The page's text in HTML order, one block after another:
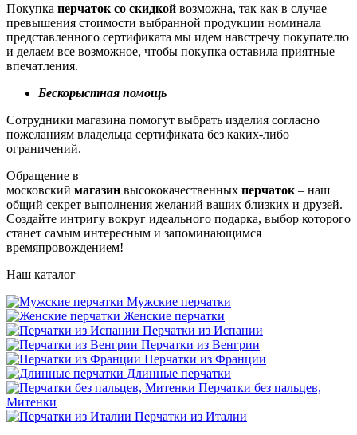
Покупка перчаток со скидкой возможна, так как в случае
превышения стоимости выбранной продукции номинала
представленного сертификата мы идем навстречу покупателю
и делаем все возможное, чтобы покупка оставила приятные
впечатления.
Бескорыстная помощь
Сотрудники магазина помогут выбрать изделия согласно
пожеланиям владельца сертификата без каких-либо
ограничений.
Обращение в
московский магазин высококачественных перчаток – наш
общий секрет выполнения желаний ваших близких и друзей.
Создайте интригу вокруг идеального подарка, выбор которого
станет самым интересным и запоминающимся
времяпровождением!
Наш каталог
Мужские перчатки
Женские перчатки
Перчатки из Испании
Перчатки из Венгрии
Перчатки из Франции
Длинные перчатки
Перчатки без пальцев,
Митенки
Перчатки из Италии